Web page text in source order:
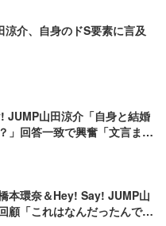
介、自身のドS要素に言及
JUMP山田涼介「自身と結婚
」回答一致で興奮「文言まで
本環奈＆Hey! Say! JUMP山
顧「これはなんだったんです